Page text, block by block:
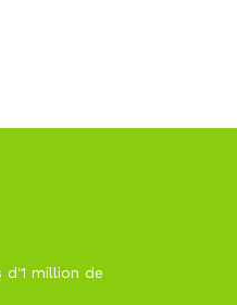
d'1 million de